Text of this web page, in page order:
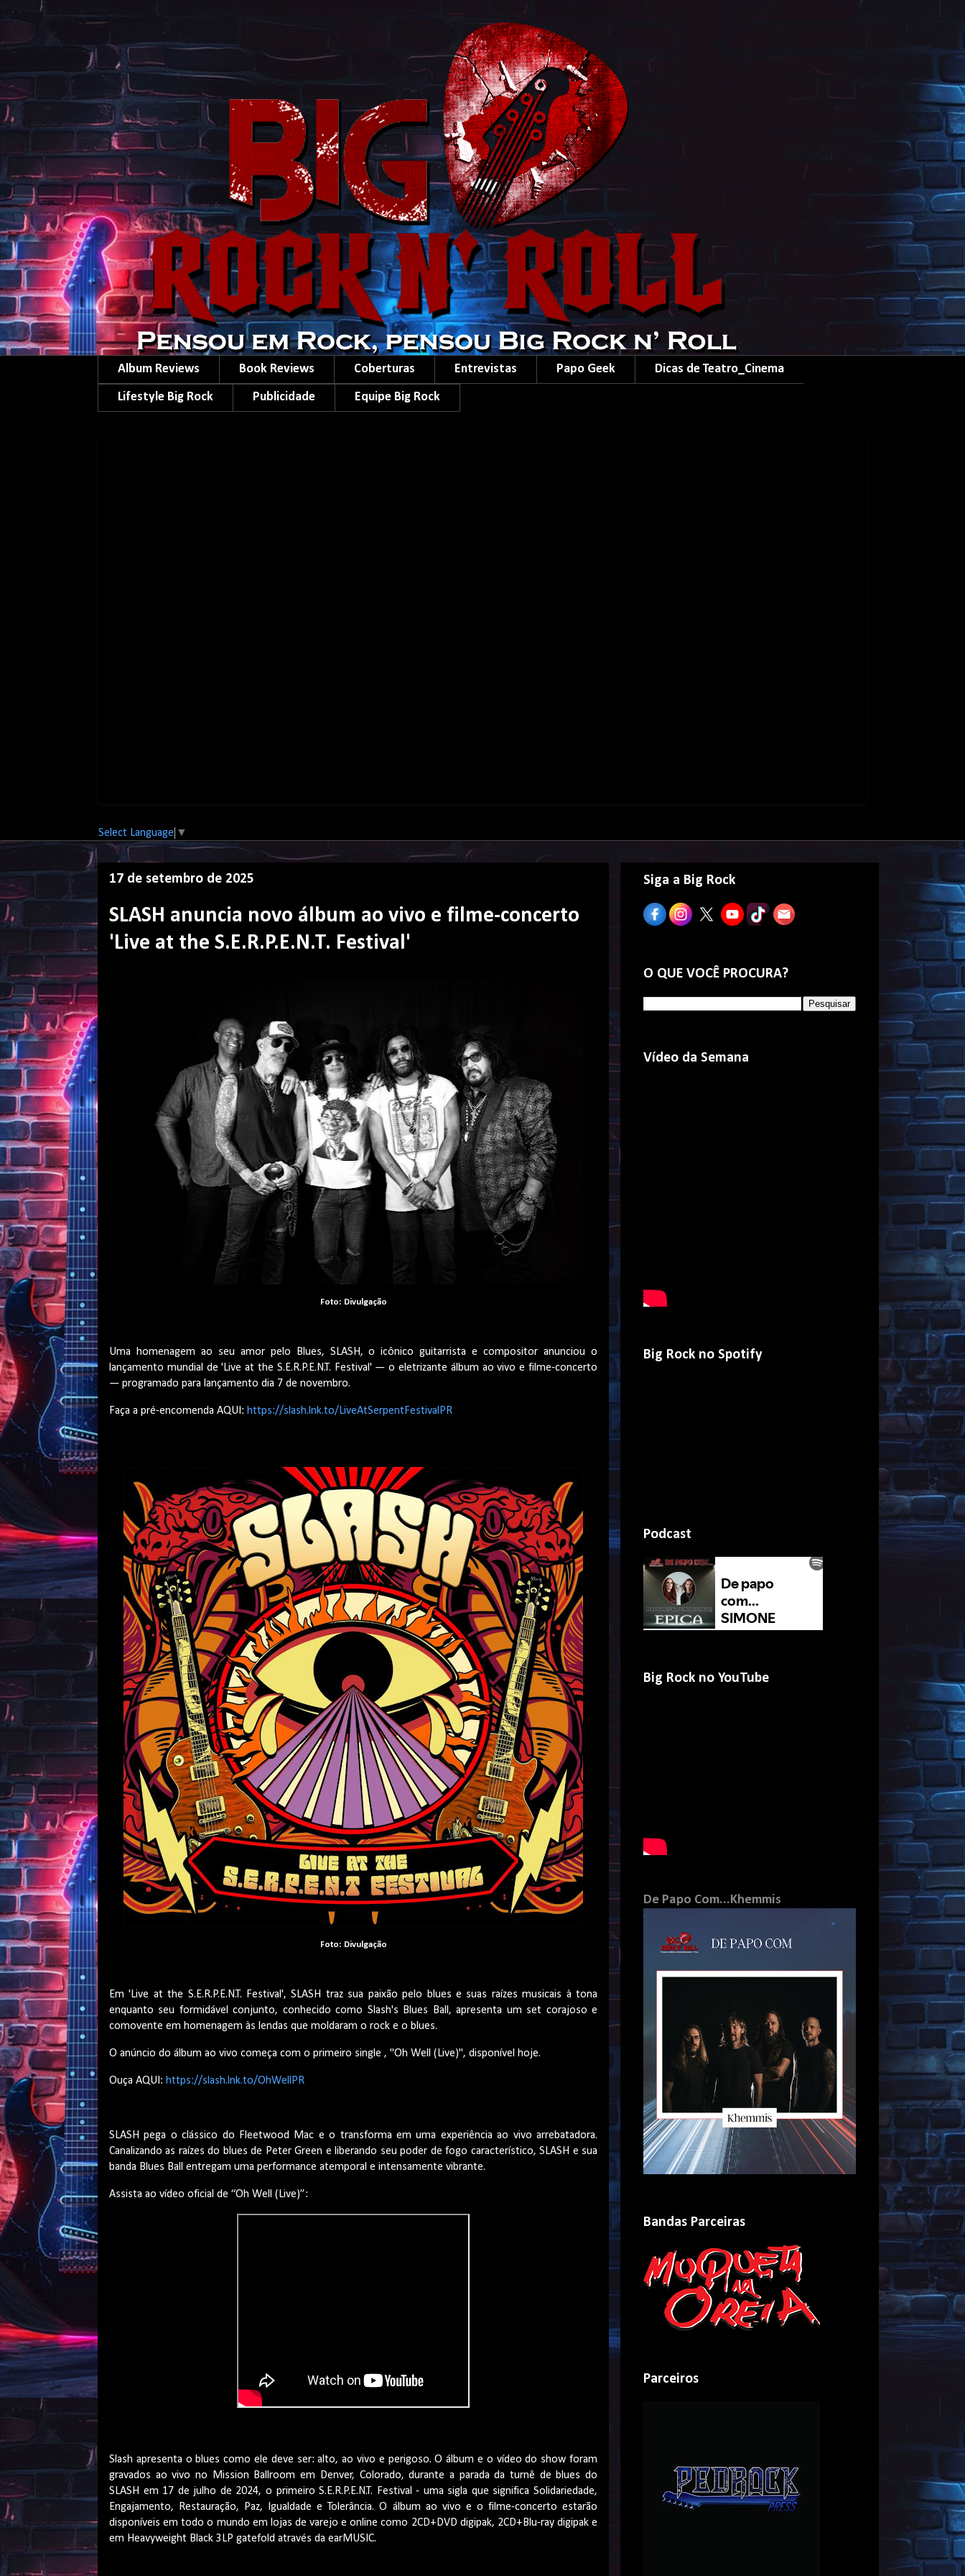
Album Reviews Book Reviews Coberturas Entrevistas Papo Geek Dicas de Teatro_Cinema
Lifestyle Big Rock Publicidade Equipe Big Rock
Select Language ▼
17 de setembro de 2025
SLASH anuncia novo álbum ao vivo e filme-concerto
'Live at the S.E.R.P.E.N.T. Festival'
Foto: Divulgação
Uma homenagem ao seu amor pelo Blues, SLASH, o icônico guitarrista e compositor anunciou o
lançamento mundial de 'Live at the S.E.R.P.E.N.T. Festival' — o eletrizante álbum ao vivo efilme-concerto
— programado para lançamento dia 7 de novembro.
Faça a pré-encomenda AQUI: https://slash.lnk.to/LiveAtSerpentFestivalPR
Foto: Divulgação
Em 'Live at the S.E.R.P.E.N.T. Festival', SLASH traz sua paixão pelo blues e suas raízes musicais à tona
enquanto seu formidável conjunto, conhecido como Slash's Blues Ball, apresenta um set corajoso e
comovente em homenagem às lendas que moldaram o rock e o blues.
O anúncio do álbum ao vivo começa com o primeiro single , "Oh Well (Live)", disponível hoje.
Ouça AQUI: https://slash.lnk.to/OhWellPR
SLASH pega o clássico do Fleetwood
Mac e o transforma em uma experiência ao vivo arrebatadora.
Canalizando as raízes do blues de Peter Green e liberando seu poder de fogo característico, SLASH e sua
banda Blues Ball entregam uma performance atemporal e intensamente vibrante.
Assista ao vídeo oficial de “Oh Well (Live)”:
Slash apresenta o blues como ele deve ser: alto, ao vivo e perigoso. O álbum e o vídeo do show foram
gravados ao vivo no
Mission Ballroom em Denver, Colorado, durante a parada da turnê de blues do
SLASH em 17 de julho de 2024, o primeiro S.E.R.P.E.N.T. Festival - uma sigla que significa Solidariedade,
Engajamento, Restauração, Paz, Igualdade e Tolerância. O álbum ao vivo e o filme-concerto estarão
disponíveis em todo o mundo em lojas de varejo e online como 2CD+DVD digipak, 2CD+Blu-ray digipake
em Heavyweight Black 3LP gatefold através da earMUSIC.
Siga a Big Rock
O QUE VOCÊ PROCURA?
Vídeo da Semana
Big Rock no Spotify
Podcast
Big Rock no YouTube
De Papo Com...Khemmis
Bandas Parceiras
Parceiros